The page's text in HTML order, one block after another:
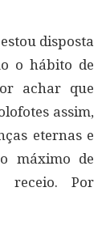
disposta
o hábito de
achar que
assim,
eternas e
máximo de
receio. Por